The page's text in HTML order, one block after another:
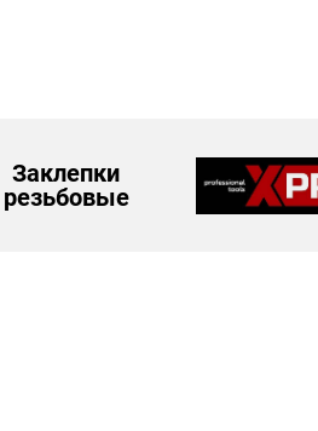
Заклепки
резьбовые